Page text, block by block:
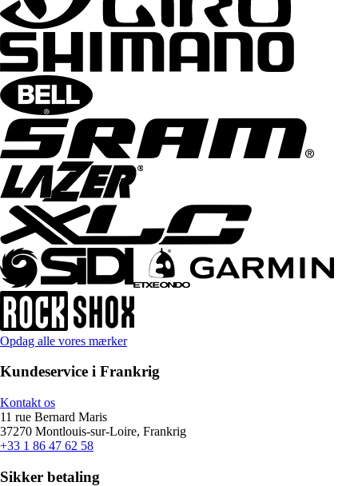
Opdag alle vores mærker
Kundeservice i Frankrig
Kontakt os
11 rue Bernard Maris
37270 Montlouis-sur-Loire, Frankrig
+33 1 86 47 62 58
Sikker betaling